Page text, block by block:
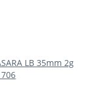
LB 35mm 2g